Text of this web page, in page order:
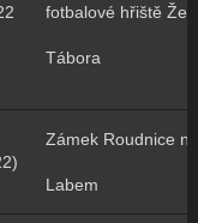
fotbalové hřiště
Tábora
Zámek Roudnice
Labem